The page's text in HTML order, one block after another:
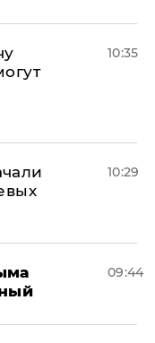
10:35
10:29
09:44